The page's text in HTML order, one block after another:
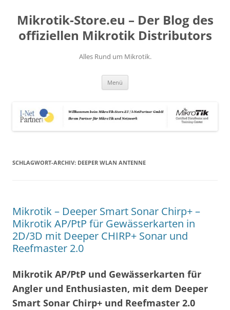
springen
Mikrotik-Store.eu – Der Blog des
offiziellen Mikrotik Distributors
Alles Rund um Mikrotik.
Menü
SCHLAGWORT-ARCHIV: DEEPER WLAN ANTENNE
Mikrotik – Deeper Smart Sonar Chirp+ –
Mikrotik AP/PtP für Gewässerkarten in
2D/3D mit Deeper CHIRP+ Sonar und
Reefmaster 2.0
Mikrotik AP/PtP und Gewässerkarten für
Angler und Enthusiasten, mit dem Deeper
Smart Sonar Chirp+ und Reefmaster 2.0